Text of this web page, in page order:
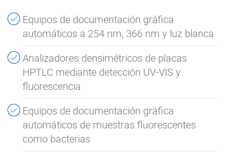
Equipos de documentación gráfica
automáticos a 254 nm, 366 nm y luz blanca
Analizadores densimétricos de placas
HPTLC mediante detección UV-VIS y
fluorescencia
Equipos de documentación gráfica
automáticos de muestras fluorescentes
como bacterias